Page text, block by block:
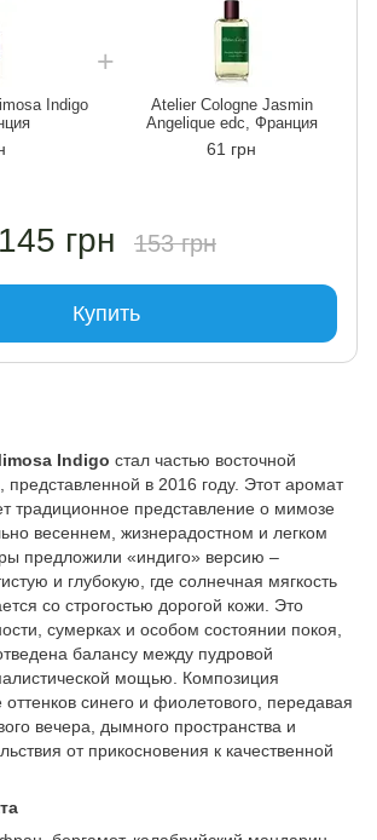
Indigo
Atelier Cologne Jasmin
Angelique edc, Франция
61 грн
145 грн 153 грн
Купить
Indigo стал частью восточной
представленной в 2016 году. Этот аромат
традиционное представление о мимозе
весеннем, жизнерадостном и легком
предложили «индиго» версию –
и глубокую, где солнечная мягкость
со строгостью дорогой кожи. Это
сумерках и особом состоянии покоя,
балансу между пудровой
мощью. Композиция
оттенков синего и фиолетового, передавая
вечера, дымного пространства и
от прикосновения к качественной